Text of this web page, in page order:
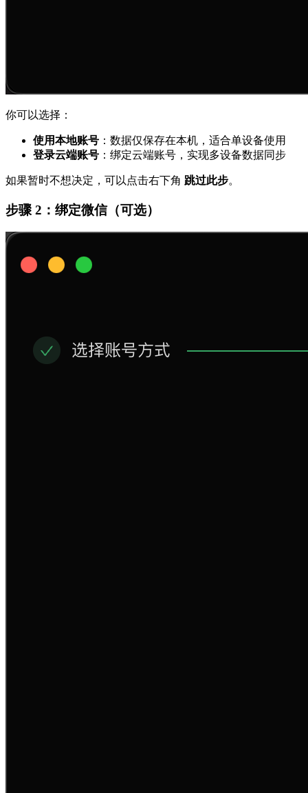
你可以选择：
使用本地账号 ：数据仅保存在本机，适合单设备使用
登录云端账号 ：绑定云端账号，实现多设备数据同步
如果暂时不想决定，可以点击右下角 跳过此步。
步骤 2：绑定微信（可选）